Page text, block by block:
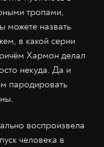
тропами,
можете назвать
в какой серии
Хармон делал
некуда. Да и
пародировать
воспроизвела
человека в